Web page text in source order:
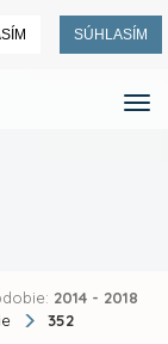
SÚHLASÍM
2014 - 2018
352